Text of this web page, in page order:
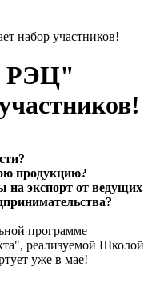
набор участников!
РЭЦ"
продукцию?
на экспорт от ведущих
программе
реализуемой Школой
уже в мае!